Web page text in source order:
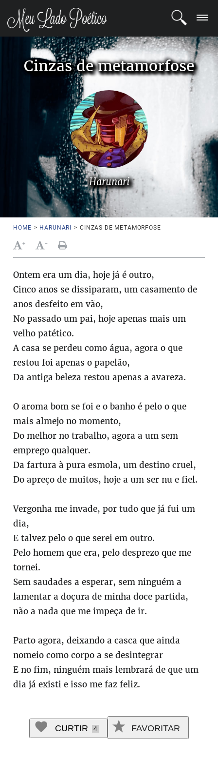
LOGIN
REGISTRO
COMUNIDADE
Cinzas de metamorfose
Harunari
HOME > HARUNARI > CINZAS DE METAMORFOSE
+ -
Ontem era um dia, hoje já é outro,
Cinco anos se dissiparam, um casamento de
anos desfeito em vão,
No passado um pai, hoje apenas mais um
velho patético.
A casa se perdeu como água, agora o que
restou foi apenas o papelão,
Da antiga beleza restou apenas a avareza.
O aroma bom se foi e o banho é pelo o que
mais almejo no momento,
Do melhor no trabalho, agora a um sem
emprego qualquer.
Da fartura à pura esmola, um destino cruel,
Do apreço de muitos, hoje a um ser nu e fiel.
Vergonha me invade, por tudo que já fui um
dia,
E talvez pelo o que serei em outro.
Pelo homem que era, pelo desprezo que me
tornei.
Sem saudades a esperar, sem ninguém a
lamentar a doçura de minha doce partida,
não a nada que me impeça de ir.
Parto agora, deixando a casca que ainda
nomeio como corpo a se desintegrar
E no fim, ninguém mais lembrará de que um
dia já existi e isso me faz feliz.
CURTIR 4 FAVORITAR